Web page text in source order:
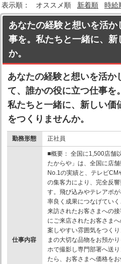
表示順： オススメ順 新着順 時給
あなたの経験と想いを活
事を。私たちと一緒に、
か。
あなたの経験と想いを活か
て、誰かの役に立つ仕事を。
私たちと一緒に、新しい価
をつくりませんか。
勤務形態 正社員
仕事内容
■概要： 全国に1,500店舗
たからや」は、全国に店
No.1の実績と、テレビ
の集客力により、完全反
す。飛び込みやテレアポ
率良く成果につなげてい
来訪されたお客さまへの
にご来店されたお客さま
案しやすい雰囲気をつく
まの大切な品物をお預か
ホで撮影し専門部署へ送
たら、お客さまへ価格を